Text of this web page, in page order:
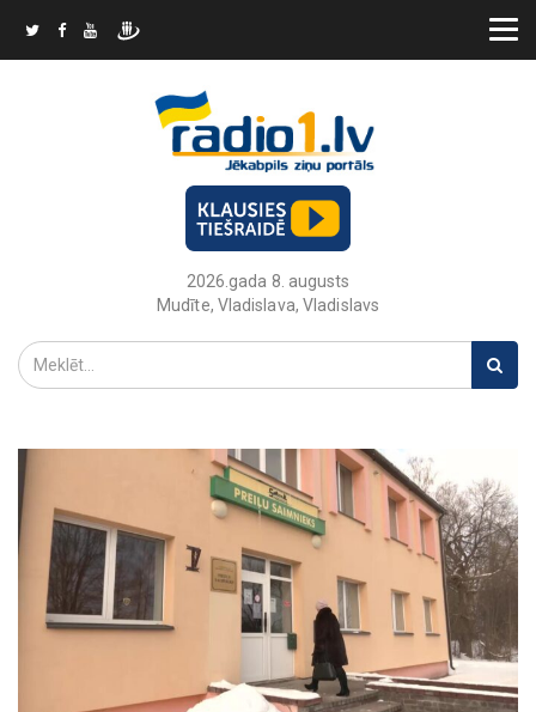
2026.gada 8. augusts
Mudīte, Vladislava, Vladislavs